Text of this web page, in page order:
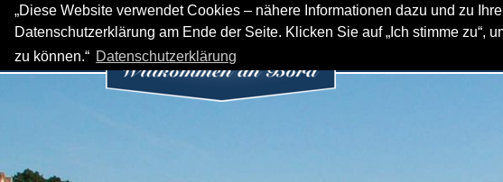
„Diese Website verwendet Cookies – nähere Informationen dazu und zu
Datenschutzerklärung am Ende der Seite. Klicken Sie auf „Ich stimme zu“,
zu können.“ Datenschutzerklärung
HOME YACHTCHARTER